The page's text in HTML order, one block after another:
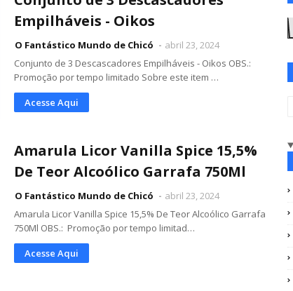
Empilháveis - Oikos
O Fantástico Mundo de Chicó
abril 23, 2024
Conjunto de 3 Descascadores Empilháveis - Oikos OBS.:
Promoção por tempo limitado Sobre este item …
Acesse Aqui
Amarula Licor Vanilla Spice 15,5%
De Teor Alcoólico Garrafa 750Ml
O Fantástico Mundo de Chicó
abril 23, 2024
Amarula Licor Vanilla Spice 15,5% De Teor Alcoólico Garrafa
750Ml OBS.: Promoção por tempo limitad…
Acesse Aqui